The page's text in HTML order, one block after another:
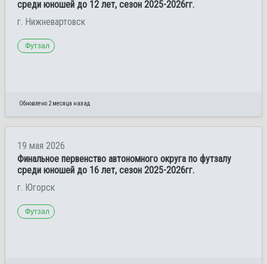
среди юношей до 12 лет, сезон 2025-2026гг.
г. Нижневартовск
Футзал
Обновлено 2 месяца назад
19 мая 2026
Финальное первенство автономного округа по футзалу
среди юношей до 16 лет, сезон 2025-2026гг.
г. Югорск
Футзал